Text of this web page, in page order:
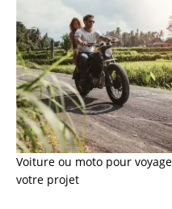
Voiture ou moto pour
votre projet